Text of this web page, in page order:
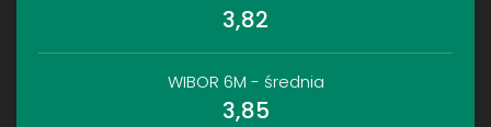
3,82
WIBOR 6M - średnia
3,85